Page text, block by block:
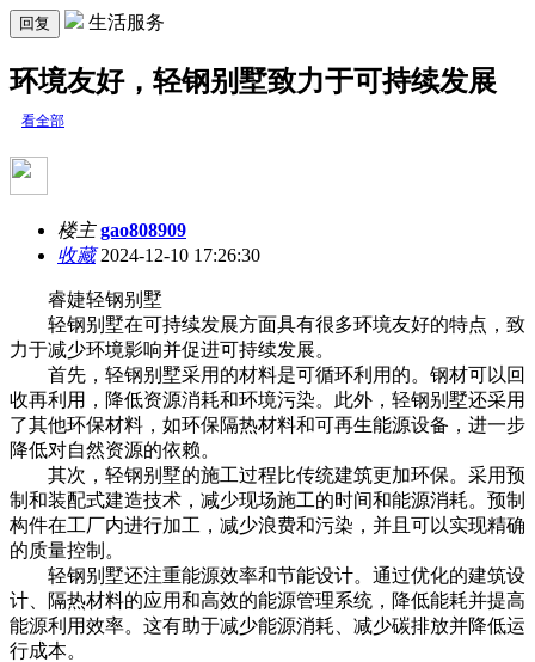
回复 生活服务
环境友好，轻钢别墅致力于可持续发展
看全部
楼主 gao808909
收藏2024-12-10 17:26:30
睿婕轻钢别墅
轻钢别墅在可持续发展方面具有很多环境友好的特点，致
力于减少环境影响并促进可持续发展。
首先，轻钢别墅采用的材料是可循环利用的。钢材可以回
收再利用，降低资源消耗和环境污染。此外，轻钢别墅还采用
了其他环保材料，如环保隔热材料和可再生能源设备，进一步
降低对自然资源的依赖。
其次，轻钢别墅的施工过程比传统建筑更加环保。采用预
制和装配式建造技术，减少现场施工的时间和能源消耗。预制
构件在工厂内进行加工，减少浪费和污染，并且可以实现精确
的质量控制。
轻钢别墅还注重能源效率和节能设计。通过优化的建筑设
计、隔热材料的应用和高效的能源管理系统，降低能耗并提高
能源利用效率。这有助于减少能源消耗、减少碳排放并降低运
行成本。